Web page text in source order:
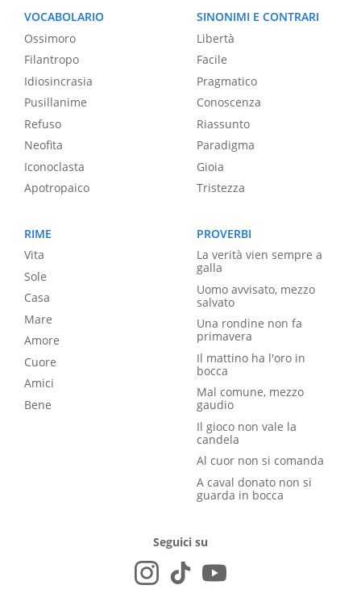
VOCABOLARIO
Ossimoro
Filantropo
Idiosincrasia
Pusillanime
Refuso
Neofita
Iconoclasta
Apotropaico
SINONIMI E CONTRARI
Libertà
Facile
Pragmatico
Conoscenza
Riassunto
Paradigma
Gioia
Tristezza
RIME
Vita
Sole
Casa
Mare
Amore
Cuore
Amici
Bene
PROVERBI
La verità vien sempre a
galla
Uomo avvisato, mezzo
salvato
Una rondine non fa
primavera
Il mattino ha l'oro in
bocca
Mal comune, mezzo
gaudio
Il gioco non vale la
candela
Al cuor non si comanda
A caval donato non si
guarda in bocca
Seguici su